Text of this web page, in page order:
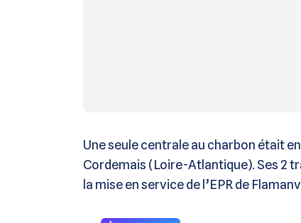
Une seule centrale au charbon était
Cordemais (Loire-Atlantique). Ses 2
la mise en service de l’EPR de